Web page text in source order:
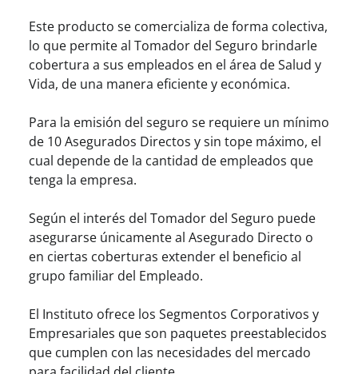
Este producto se comercializa de forma colectiva,
lo que permite al Tomador del Seguro brindarle
cobertura a sus empleados en el área de Salud y
Vida, de una manera eficiente y económica.
Para la emisión del seguro se requiere un mínimo
de 10 Asegurados Directos y sin tope máximo, el
cual depende de la cantidad de empleados que
tenga la empresa.
Según el interés del Tomador del Seguro puede
asegurarse únicamente al Asegurado Directo o
en ciertas coberturas extender el beneficio al
grupo familiar del Empleado.
El Instituto ofrece los Segmentos Corporativos y
Empresariales que son paquetes preestablecidos
que cumplen con las necesidades del mercado